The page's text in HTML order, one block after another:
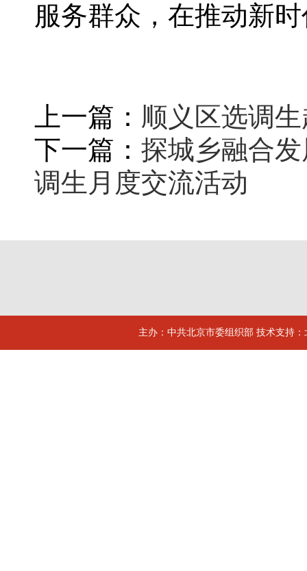
服务群众，在推动‌新
上一篇： 顺义区选调
下一篇： 探城乡融合
调生月度交流活动
主办：中共北京市委组织部 技术支持